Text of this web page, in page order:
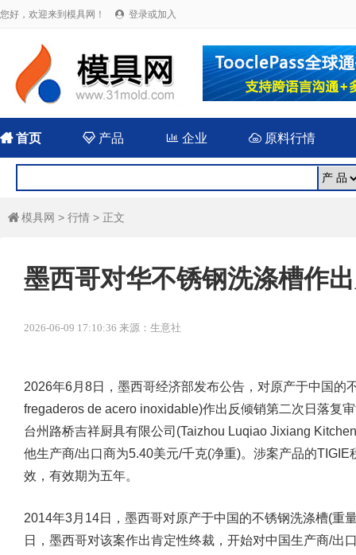
您好，欢迎来到模具网！  登录或加入
首页  产品 企业 原料行情
 模具网 > 行情 > 正文
墨西哥对华不锈钢洗涤槽作
2026-06-09 17:10:36 来源：生意社
2026年6月8日，墨西哥经济部发布公告，对原产于中国的
fregaderos de acero inoxidable)作出反倾销第二次日落复
台州路桥吉祥厨具有限公司(Taizhou Luqiao Jixiang
他生产商/出口商为5.40美元/千克(净重)。涉案产品的
效，有效期为五年。
2014年3月14日，墨西哥对原产于中国的不锈钢洗涤槽(重
日，墨西哥对该案作出肯定性终裁，开始对中国生产商/出